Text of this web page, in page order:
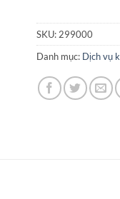
SKU: 299000
Danh mục: Dịch vụ